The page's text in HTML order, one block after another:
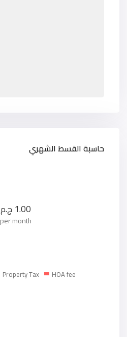
حاسبة القسط الشهري
1.00 ج.م
per month
Property Tax HOA fee